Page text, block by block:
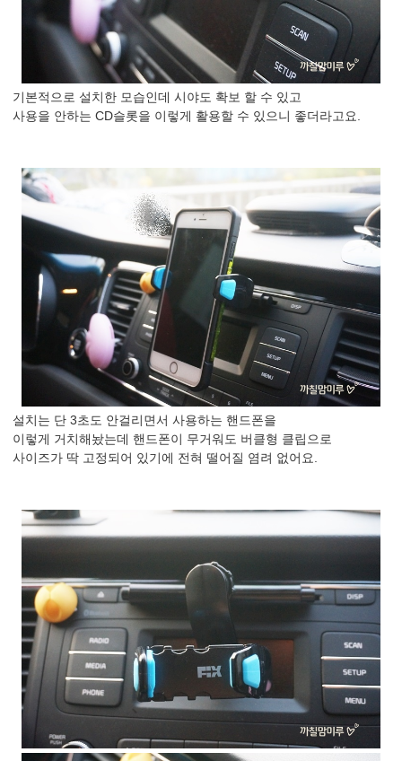
기본적으로 설치한 모습인데 시야도 확보 할 수 있고
사용을 안하는 CD슬롯을 이렇게 활용할 수 있으니 좋더라고요.
설치는 단 3초도 안걸리면서 사용하는 핸드폰을
이렇게 거치해놨는데 핸드폰이 무거워도 버클형 클립으로
사이즈가 딱 고정되어 있기에 전혀 떨어질 염려 없어요.